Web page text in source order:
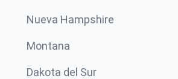
Nueva Hampshire
Montana
Dakota del Sur